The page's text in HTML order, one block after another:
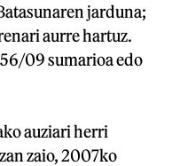
jarduna;
aurre hartuz.
09 sumarioa edo
auziari herri
zaio, 2007ko